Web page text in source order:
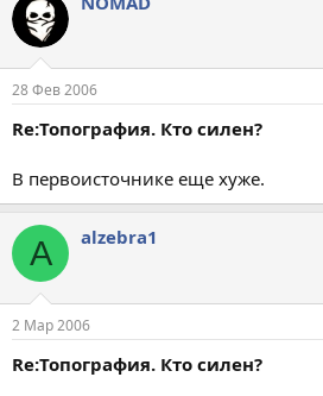
28 Фев 2006
Re:Топография. Кто силен?
В первоисточнике еще хуже.
A alzebra1
2 Мар 2006
Re:Топография. Кто силен?